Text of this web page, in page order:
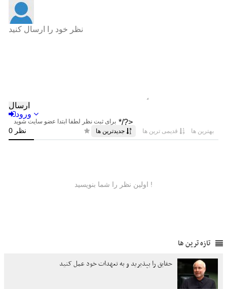
تازه ترین ها
حقایق را بپذیرید و به تعهدات خود عمل کنید